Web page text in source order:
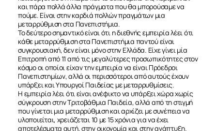
και πάρα πολλά άλλα πράγματα που θα μπορούσαμε να
πούμε. Είναι στην καρδιά πολλών πραγμάτων μια
μεταρρύθμιση στα Πανεπιστήμια.
Το δεύτερο σημαντικό είναι ότι η διεθνής εμπειρία λέει ότι
κάθε μεταρρύθμιση στα Πανεπιστήμια παντού είναι
συγκρουσιακή, δεν είναι μόνο στην Ελλάδα. Είχε γίνει μία
Επιτροπή από 11 από τις μεγαλύτερες προσωπικότητες στον
κόσμο οι οποίοι είχαν την εμπειρία να είναι Πρόεδροι
Πανεπιστημίων, αλλά οι περισσότεροι από αυτούς έχουν
υπάρξει και Υπουργοί Παιδείας με μεταρρυθμίσεις.
Η εμπειρία λέει ότι είναι ανέφικτο να υπάρξει χώρα χωρίς
σύγκρουση στην Τριτοβάθμια Παιδεία, αλλά από τη στιγμή
που γίνεται μια μεταρρύθμιση και αρχίζει με συνέπεια να
υλοποιείται, χρειάζεται 10 με 15 χρόνια για να έχει
αποτελέσματα αυτή, στην οικονομία και στην ανάπτυξη.